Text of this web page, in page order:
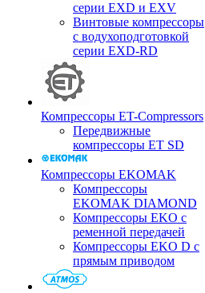
серии EXD и EXV
Винтовые компрессоры
с водухоподготовкой
серии EXD-RD
Компрессоры ET-Compressors
Передвижные
компрессоры ET SD
Компрессоры EKOMAK
Компрессоры
EKOMAK DIAMOND
Компрессоры EKO c
ременной передачей
Компрессоры EKO D с
прямым приводом